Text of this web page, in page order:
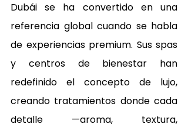
Dubái se ha convertido en una
referencia global cuando se habla
de experiencias premium. Sus spas
y centros de bienestar han
redefinido el concepto de lujo,
creando tratamientos donde cada
detalle —aroma, textura,